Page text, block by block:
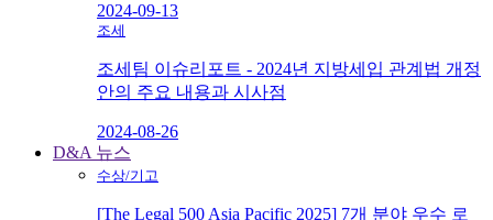
2024-09-13
조세
조세팀 이슈리포트 - 2024년 지방세입 관계법 개정
안의 주요 내용과 시사점
2024-08-26
D&A 뉴스
수상/기고
[The Legal 500 Asia Pacific 2025] 7개 분야 우수 로